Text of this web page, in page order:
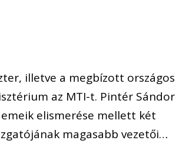
illetve a megbízott országos
az MTI-t. Pintér Sándor
elismerése mellett két
magasabb vezetői…